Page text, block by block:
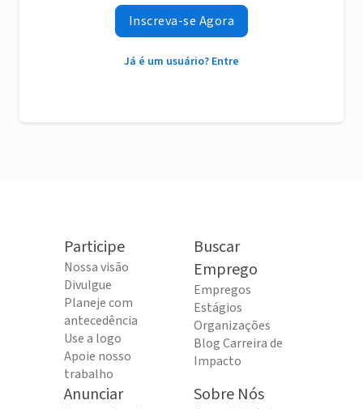
Inscreva-se Agora
Já é um usuário? Entre
Participe
Nossa visão
Divulgue
Planeje com
antecedência
Use a logo
Apoie nosso
trabalho
Buscar
Emprego
Empregos
Estágios
Organizações
Blog Carreira de
Impacto
Anunciar Sobre Nós